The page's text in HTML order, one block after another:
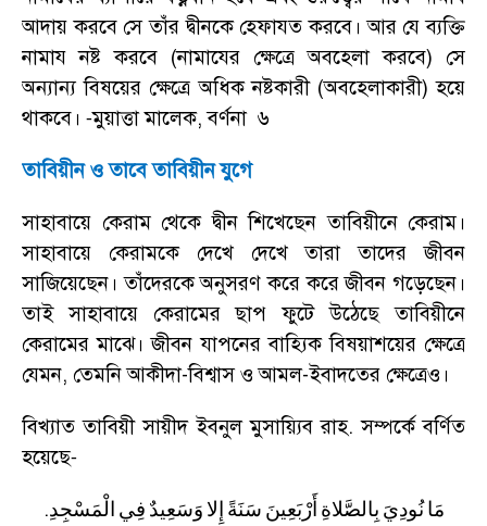
আদায় করবে সে তাঁর দ্বীনকে হেফাযত করবে। আর যে ব্যক্তি
নামায নষ্ট করবে (নামাযের ক্ষেত্রে অবহেলা করবে) সে
অন্যান্য বিষয়ের ক্ষেত্রে অধিক নষ্টকারী (অবহেলাকারী) হয়ে
থাকবে। -মুয়াত্তা মালেক,বর্ণনা ৬
তাবিয়ীন ও তাবে তাবিয়ীন যুগে
সাহাবায়ে কেরাম থেকে দ্বীন শিখেছেন তাবিয়ীনে কেরাম।
সাহাবায়ে কেরামকে দেখে দেখে তারা তাদের জীবন
সাজিয়েছেন। তাঁদেরকে অনুসরণ করে করে জীবন গড়েছেন।
তাই সাহাবায়ে কেরামের ছাপ ফুটে উঠেছে তাবিয়ীনে
কেরামের মাঝে। জীবন যাপনের বাহ্যিক বিষয়াশয়ের ক্ষেত্রে
যেমন, তেমনি আকীদা-বিশ্বাস ও আমল-ইবাদতের ক্ষেত্রেও।
বিখ্যাত তাবিয়ী সায়ীদ ইবনুল মুসায়্যিব রাহ. সম্পর্কে বর্ণিত
হয়েছে-
مَا نُودِيَ بِالصَّلاةِ أَرْبَعِينَ سَنَةً إِلا وَسَعِيدٌ فِي الْمَسْجِدِ.